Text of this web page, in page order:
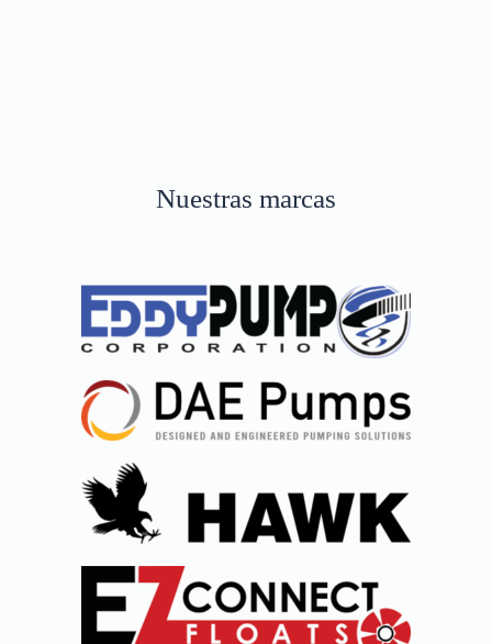
Nuestras marcas